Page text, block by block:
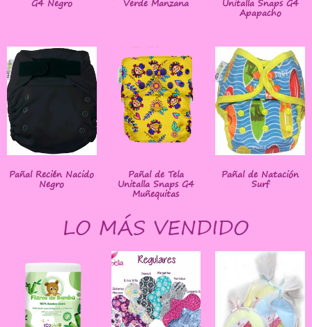
G4 Negro Verde Manzana Unitalla Snaps G4
Apapacho
Pañal Recién Nacido
Negro
Pañal de Tela
Unitalla Snaps G4
Muñequitas
Pañal de Natación
Surf
LO MÁS VENDIDO